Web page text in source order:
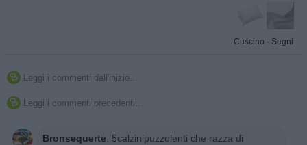
Cuscino · Segni
 Leggi i commenti dall'inizio...
 Leggi i commenti precedenti...
Bronsequerte: 5calzinipuzzolenti che razza di